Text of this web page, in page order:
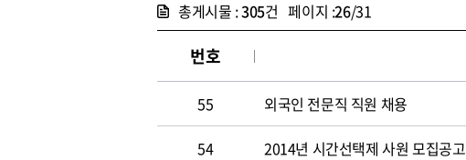
총게시물 :305건 페이지 :26/31
번호
55 외국인 전문직 직원 채용
54 2014년 시간선택제 사원 모집공고